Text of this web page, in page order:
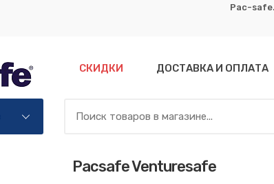
Pac-
СКИДКИ ДОСТАВКА И ОПЛАТА
Pacsafe Venturesafe